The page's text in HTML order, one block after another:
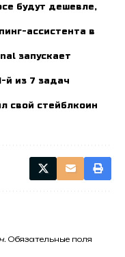
будут дешевле,
ассистента в
запускает
й из 7 задач
свой стейблкоин
Обязательные поля